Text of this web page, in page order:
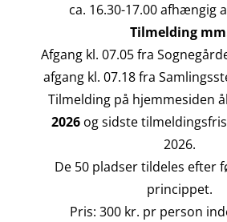
ca. 16.30-17.00 afhængig
Tilmelding
Afgang kl. 07.05 fra
afgang kl. 07.18 fra
Tilmelding på hjemmesiden
2026og sidste
2026.
De 50 pladser tildeles efter
princippet.
Pris: 300 kr. pr person